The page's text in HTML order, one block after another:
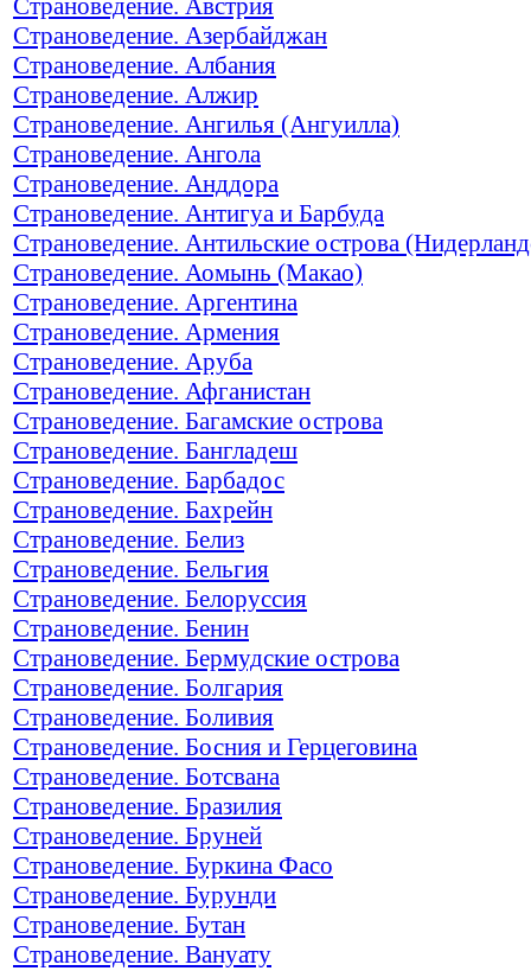
Страноведение. Австрия
Страноведение. Азербайджан
Страноведение. Албания
Страноведение. Алжир
Страноведение. Ангилья (Ангуилла)
Страноведение. Ангола
Страноведение. Анддора
Страноведение. Антигуа и Барбуда
Страноведение. Антильские острова
Страноведение. Аомынь (Макао)
Страноведение. Аргентина
Страноведение. Армения
Страноведение. Аруба
Страноведение. Афганистан
Страноведение. Багамские острова
Страноведение. Бангладеш
Страноведение. Барбадос
Страноведение. Бахрейн
Страноведение. Белиз
Страноведение. Бельгия
Страноведение. Белоруссия
Страноведение. Бенин
Страноведение. Бермудские острова
Страноведение. Болгария
Страноведение. Боливия
Страноведение. Босния и Герцеговина
Страноведение. Ботсвана
Страноведение. Бразилия
Страноведение. Бруней
Страноведение. Буркина Фасо
Страноведение. Бурунди
Страноведение. Бутан
Страноведение. Вануату